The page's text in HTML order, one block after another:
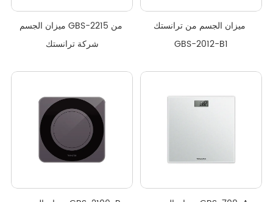
ميزان الجسم GBS-2215 من
شركة ترانستك
ميزان الجسم من ترانستك
GBS-2012-B1